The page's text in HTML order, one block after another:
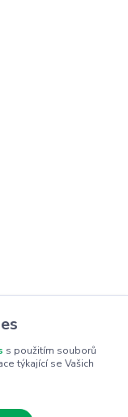
s použitím souborů
týkající se Vašich